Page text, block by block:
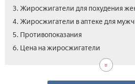
3. Жиросжигатели для похудения
4. Жиросжигатели в аптеке для
5. Противопоказания
6. Цена на жиросжигатели